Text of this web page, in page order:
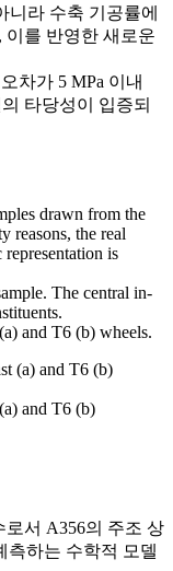
니라 수축 기공률에
이를 반영한 새로운
차가 5 MPa 이내
타당성이 입증되
drawn from the
reasons, the real
is
The central in-
and T6 (b) wheels.
and T6 (b)
서 A356의 주조 상
측하는 수학적 모델